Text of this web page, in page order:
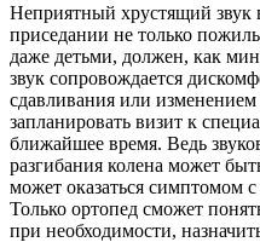
Неприятный хрустящий
приседании не только
даже детьми, должен, как
звук сопровождается
сдавливания или
запланировать визит к
ближайшее время. Ведь
разгибания колена может
может оказаться симптомом
Только ортопед сможет
при необходимости,